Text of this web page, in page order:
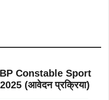
Constable Sport
(आवेदन प्रक्रिया)